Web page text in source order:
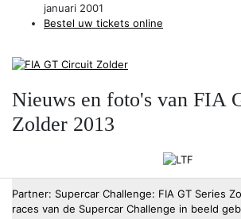
januari 2001
Bestel uw tickets online
Nieuws en foto's van FIA
Zolder 2013
Partner Supercar Challenge FIA GT Series
races van de Supercar Challenge in beeld